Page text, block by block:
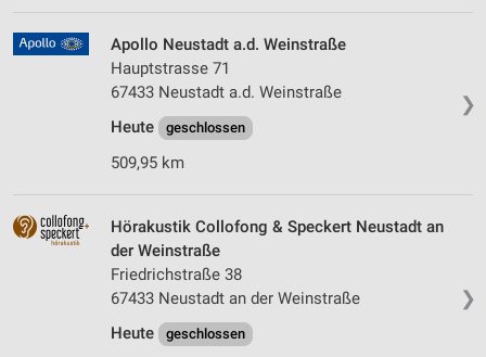
❯
Apollo Neustadt a.d. Weinstraße
Hauptstrasse 71
67433 Neustadt a.d. Weinstraße
Heute
geschlossen
509,95 km
❯
Hörakustik Collofong & Speckert Neustadt an
der Weinstraße
Friedrichstraße 38
67433 Neustadt an der Weinstraße
Heute
geschlossen